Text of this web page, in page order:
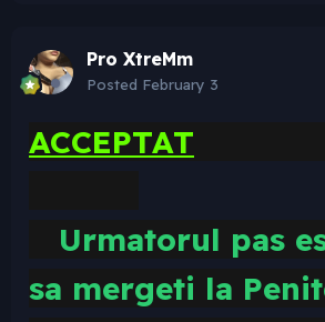
Pro XtreMm
Posted February 3
ACCEPTAT
Urmatorul pas
sa mergeti la